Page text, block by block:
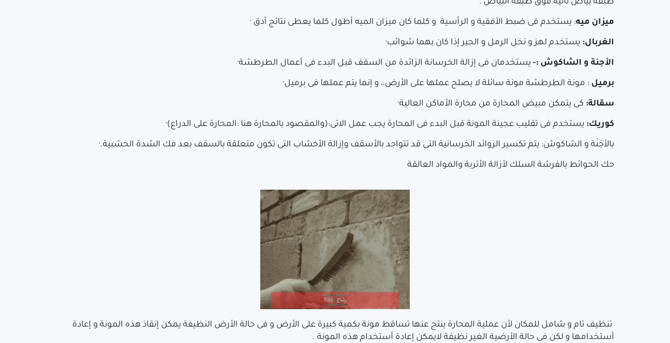
طبقة بياض ثانية فوق طبقة البياض .
ميزان ميه: يستخدم فى ضبط الأفقية و الرأسية و كلما كان ميزان الميه أطول كلما يعطى نتائج أدق ·
الغربال: يستخدم لهز و نخل الرمل و الجير إذا كان بهما شوائب·
الأجنة و الشاكوش :- يستخدمان فى إزالة الخرسانة الزائدة من السقف قبل البدء فى أعمال الطرطشة·
برميل : مونة الطرطشة مونة سائلة لا يصلح عملها على الأرض،، و إنما يتم عملها فى برميل·
سقالة: كى يتمكن مبيض المحارة من محارة الأماكن العالية·
كوريك: يستخدم فى تقليب عجينة المونة قبل البدء فى المحارة يجب عمل الاتى:(والمقصود بالمحارة هنا :المحارة على الدراع)·
بالأجَنَة و الشاكوش: يتم تكسير الزوائد الخرسانية التى قد تتواجد بالأسقف وإزالة الأخشاب التى تكون متعلقة بالسقف بعد فك الشدة الخشبية.·
حك الحوائط بالفرشة السلك لأزالة الأتربة والمواد العالقة
تنظيف تام و شامل للمكان لأن عملية المحارة ينتج عنها تساقط مونة بكمية كبيرة على الأرض و فى حالة الأرض النظيفة يمكن إنقاذ هذه المونة و إعادة
أستخدامها و لكن فى حالة الأرضية الغير نظيفة لايمكن إعادة أستخدام هذه المونة .